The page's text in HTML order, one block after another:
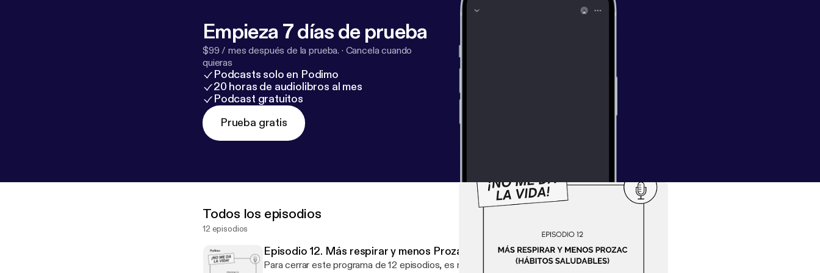
Empieza 7 días de prueba
$99 / mes después de la prueba. · Cancela cuando
quieras
Podcasts solo en Podimo
20 horas de audiolibros al mes
Podcast gratuitos
Prueba gratis
Todos los episodios
12 episodios
Episodio 12. Más respirar y menos Prozac - Hábitos saludables
Para cerrar este programa de 12 episodios, es muy importante hablar de todos esos